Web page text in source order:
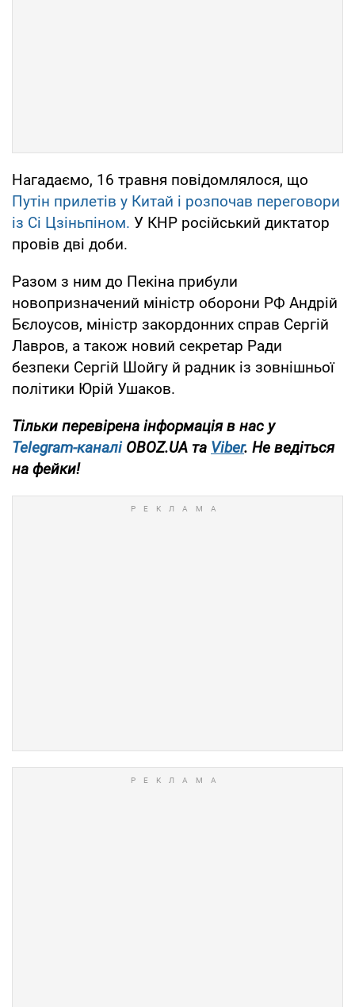
Нагадаємо, 16 травня повідомлялося, що
Путін прилетів у Китай і розпочав переговори
із Сі Цзіньпіном. У КНР російський диктатор
провів дві доби.
Разом з ним до Пекіна прибули
новопризначений міністр оборони РФ Андрій
Бєлоусов, міністр закордонних справ Сергій
Лавров, а також новий секретар Ради
безпеки Сергій Шойгу й радник із зовнішньої
політики Юрій Ушаков.
Тільки перевірена інформація в нас у
Telegram-каналіOBOZ.UA та Viber. Не ведіться
на фейки!